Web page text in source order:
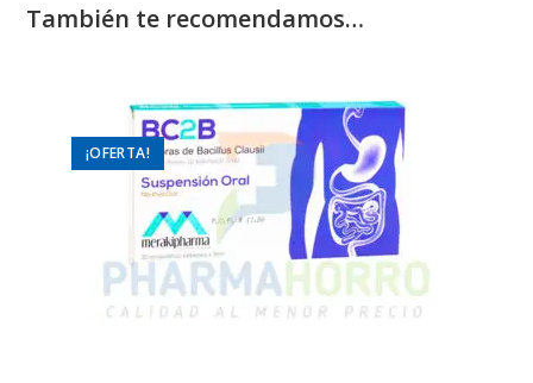
También te recomendamos…
¡OFERTA!